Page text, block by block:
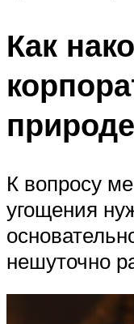
Как
природе
К вопросу
угощения
нешуточно